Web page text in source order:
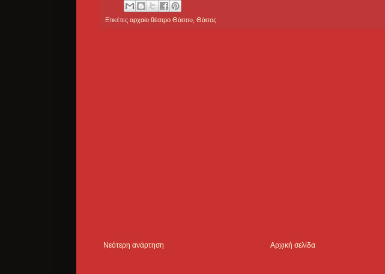
Ετικέτες αρχαίο θέατρο Θάσου Θάσος
Νεότερη ανάρτηση Αρχική σελίδα